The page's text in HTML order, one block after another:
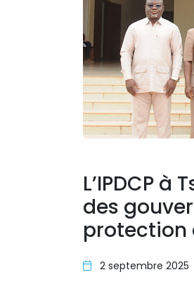
L’IPDCP
des
protection
2 septembre 2025